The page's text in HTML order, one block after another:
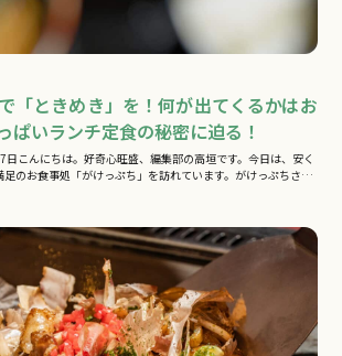
「ときめき」を！何が出てくるかはお
ぱいランチ定食の秘密に迫る！
こんにちは。好奇心旺盛、編集部の高垣です。今日は、安く
足のお食事処「がけっぷち」を訪れています。がけっぷちさ…